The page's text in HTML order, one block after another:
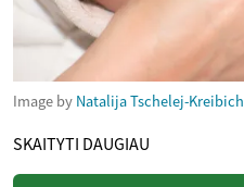
Image by Natalija Tschelej-Kreibich
SKAITYTI DAUGIAU